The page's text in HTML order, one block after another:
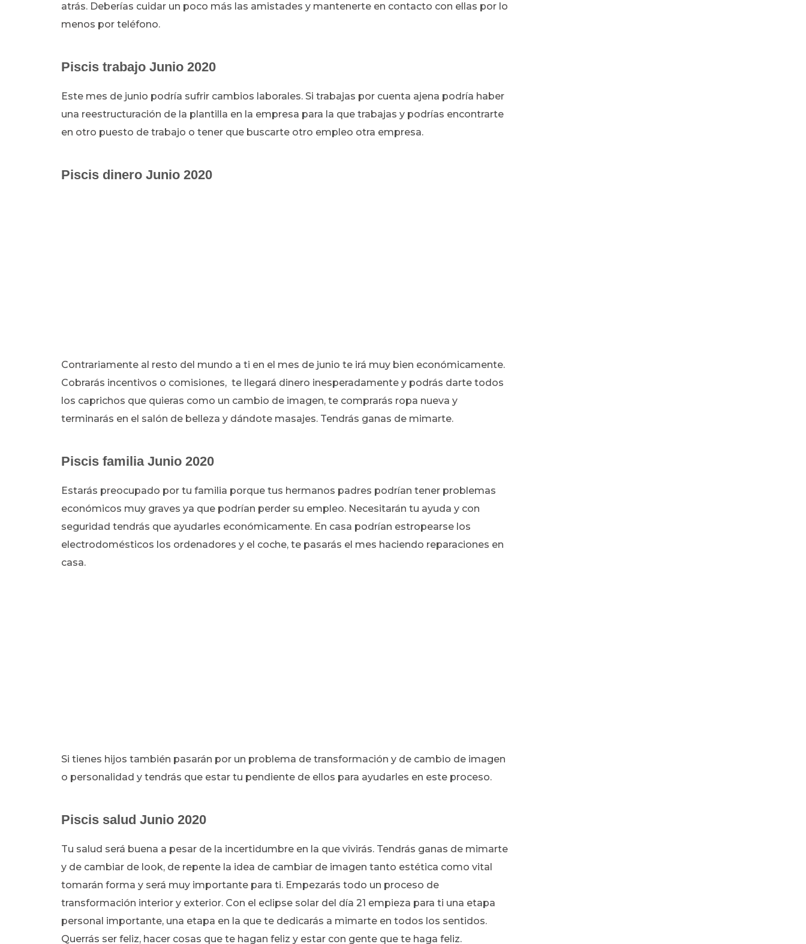
atrás. Deberías cuidar un poco más las amistades y mantenerte en contacto con ellas por lo
menos por teléfono.
Piscis trabajo Junio 2020
Este mes de junio podría sufrir cambios laborales. Si trabajas por cuenta ajena podría haber
una reestructuración de la plantilla en la empresa para la que trabajas y podrías encontrarte
en otro puesto de trabajo o tener que buscarte otro empleo otra empresa.
Piscis dinero Junio 2020
Contrariamente al resto del mundo a ti en el mes de junio te irá muy bien económicamente.
Cobrarás incentivos o comisiones, te llegará dinero inesperadamente y podrás darte todos
los caprichos que quieras como un cambio de imagen, te comprarás ropa nueva y
terminarás en el salón de belleza y dándote masajes. Tendrás ganas de mimarte.
Piscis familia Junio 2020
Estarás preocupado por tu familia porque tus hermanos padres podrían tener problemas
económicos muy graves ya que podrían perder su empleo. Necesitarán tu ayuda y con
seguridad tendrás que ayudarles económicamente. En casa podrían estropearse los
electrodomésticos los ordenadores y el coche, te pasarás el mes haciendo reparaciones en
casa.
Si tienes hijos también pasarán por un problema de transformación y de cambio de imagen
o personalidad y tendrás que estar tu pendiente de ellos para ayudarles en este proceso.
Piscis salud Junio 2020
Tu salud será buena a pesar de la incertidumbre en la que vivirás. Tendrás ganas de mimarte
y de cambiar de look, de repente la idea de cambiar de imagen tanto estética como vital
tomarán forma y será muy importante para ti. Empezarás todo un proceso de
transformación interior y exterior. Con el eclipse solar del día 21 empieza para ti una etapa
personal importante, una etapa en la que te dedicarás a mimarte en todos los sentidos.
Querrás ser feliz, hacer cosas que te hagan feliz y estar con gente que te haga feliz.